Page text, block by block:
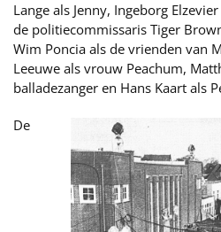
Lange als Jenny, Ingeborg
de politiecommissaris Tiger
Wim Poncia als de vrienden van
Leeuwe als vrouw Peachum,
balladezanger en Hans Kaart als
De